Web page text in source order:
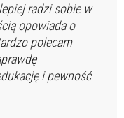
radzi sobie w
opowiada o
polecam
i pewność